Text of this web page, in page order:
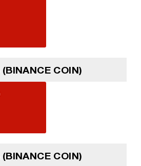
COIN)
COIN)